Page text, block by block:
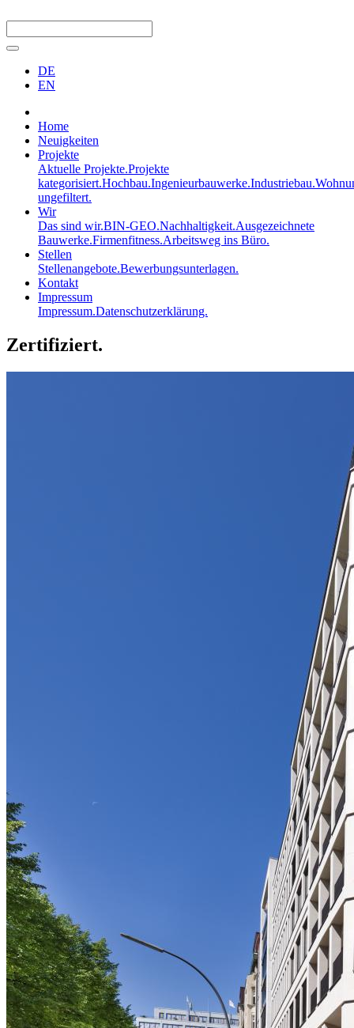
DE
EN
Home
Neuigkeiten
Projekte
Aktuelle Projekte.Projekte
kategorisiert.Hochbau.Ingenieurbauwerke.Industriebau.
ungefiltert.
Wir
Das sind wir.BIN-GEO.Nachhaltigkeit.Ausgezeichnete
Bauwerke.Firmenfitness.Arbeitsweg ins Büro.
Stellen
Stellenangebote.Bewerbungsunterlagen.
Kontakt
Impressum
Impressum.Datenschutzerklärung.
Zertifiziert.